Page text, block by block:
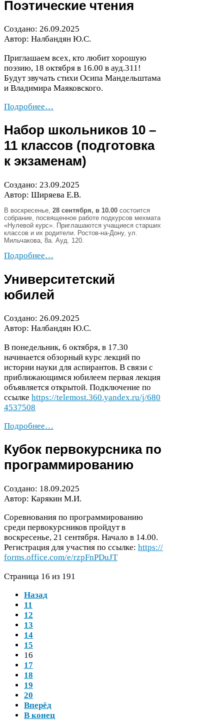
Поэтические чтения
Создано: 26.09.2025
Автор: Налбандян Ю.С.
Приглашаем всех, кто любит хорошую
поэзию, 18 октября в 16.00 в ауд.311 !
Будут звучать стихи Осипа Мандельштама
и Владимира Маяковского.
Подробнее…
Набор школьников 10 –
11 классов (подготовка
к экзаменам)
Создано: 23.09.2025
Автор: Ширяева Е.В.
В воскресенье, 28 сентября, в 10.00 состоится
собрание, посвященное работе подкурсов мехмата
«Нулевой курс». Приглашаются учащиеся старших
классов и их родители. Ростов-​на-​Дону, ул.
Мильчакова, 8а. Ауд. 120.
Подробнее…
Университетский
юбилей
Создано: 26.09.2025
Автор: Налбандян Ю.С.
В понедельник, 6 октября, в 17.30
начинается обзорный курс лекций по
истории науки для аспирантов. В связи с
приближающимся юбилеем первая лекция
объявляется открытой. Подключение по
ссылке https://​tele​most​.360​.yan​dex​.ru/​j​/​680
4537508
Подробнее…
Кубок первокурсника по
программированию
Создано: 18.09.2025
Автор: Карякин М.И.
Соревнования по программированию
среди первокурсников пройдут в
воскресенье, 21 сентября. Начало в 14.00.
Регистрация для участия по ссылке: https://​
forms​.office​.com/​e​/​r​z​p​F​n​P​D​u​J​T
Страница 16 из 191
Назад
11
12
13
14
15
16
17
18
19
20
Вперёд
В конец